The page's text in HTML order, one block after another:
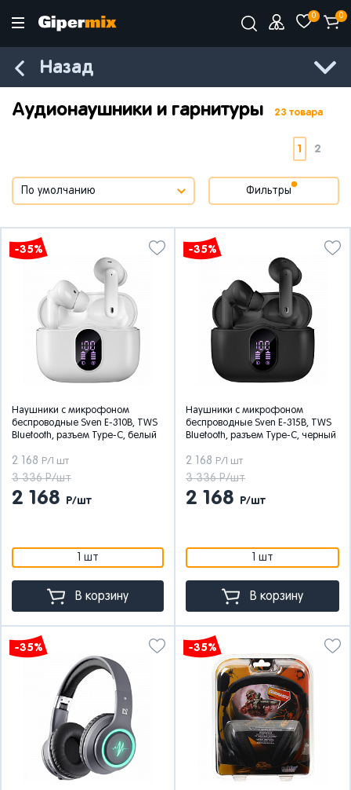
0 0
Назад
Аудионаушники и гарнитуры 23 товара
1 2
Фильтры
-35%
Наушники с микрофоном
беспроводные Sven E-310B, TWS
Bluetooth, разъем Type-C, белый
2 168 Р/1 шт
3 336 Р/шт
2 168 Р/шт
1 шт
В корзину
-35%
Наушники с микрофоном
беспроводные Sven E-315B, TWS
Bluetooth, разъем Type-C, черный
2 168 Р/1 шт
3 336 Р/шт
2 168 Р/шт
1 шт
В корзину
-35% -35%